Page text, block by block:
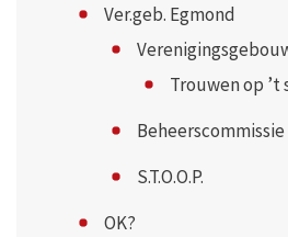
Ver.geb. Egmond
Trouwen op ’t
Beheerscommissie
S.T.O.O.P.
OK?